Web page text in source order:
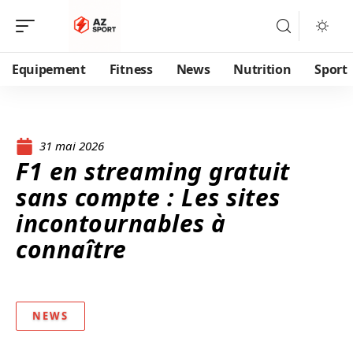
Equipement Fitness News Nutrition Sport
31 mai 2026
F1 en streaming gratuit
sans compte : Les sites
incontournables à
connaître
NEWS